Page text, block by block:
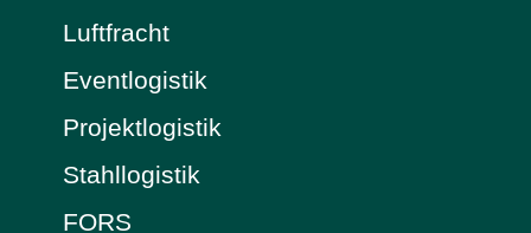
Luftfracht
Eventlogistik
Projektlogistik
Stahllogistik
FORS